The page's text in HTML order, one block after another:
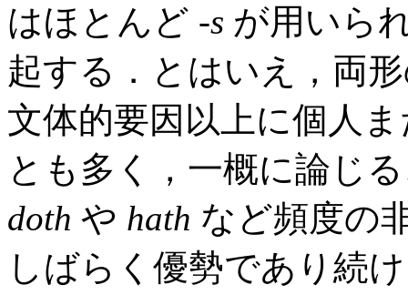
はほとんど -s が用いら
起する．とはいえ，両
文体的要因以上に個人
とも多く，一概に論じ
doth や hath など頻度の
しばらく優勢であり続